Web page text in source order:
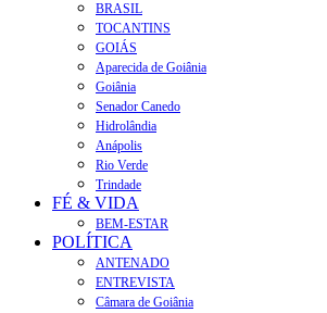
BRASIL
TOCANTINS
GOIÁS
Aparecida de Goiânia
Goiânia
Senador Canedo
Hidrolândia
Anápolis
Rio Verde
Trindade
FÉ & VIDA
BEM-ESTAR
POLÍTICA
ANTENADO
ENTREVISTA
Câmara de Goiânia